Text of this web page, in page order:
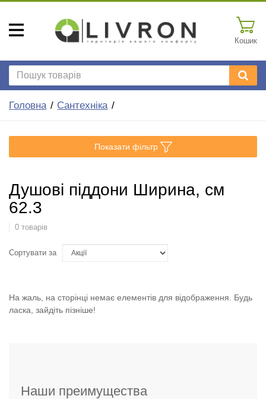
Кошик
Головна Сантехніка
Показати фільтр
Душові піддони Ширина, см
62.3
0 товарів
Сортувати за
На жаль, на сторінці немає елементів для відображення. Будь
ласка, зайдіть пізніше!
Наши преимущества